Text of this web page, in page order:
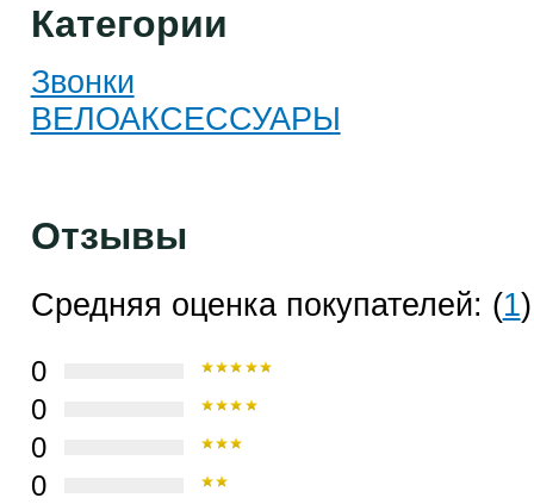
Категории
Звонки
ВЕЛОАКСЕССУАРЫ
Отзывы
Средняя оценка покупателей: (1)
0
0
0
0